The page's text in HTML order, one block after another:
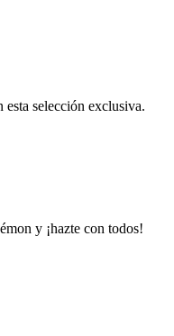
selección exclusiva.
y ¡hazte con todos!